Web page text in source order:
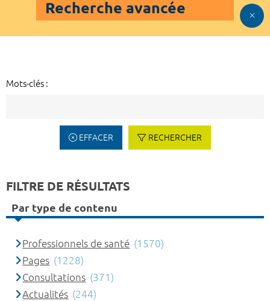
Recherche avancée
Mots-clés :
EFFACER RECHERCHER
FILTRE DE RÉSULTATS
Par type de contenu
Professionnels de santé (1570)
Pages (1228)
Consultations (371)
Actualités (244)